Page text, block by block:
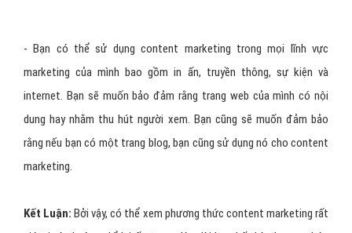
- Bạn có thể sử dụng content marketing trong mọi lĩnh vực
marketing của mình bao gồm in ấn, truyền thông, sự kiện và
internet. Bạn sẽ muốn bảo đảm rằng trang web của mình có nội
dung hay nhằm thu hút người xem. Bạn cũng sẽ muốn đảm bảo
rằng nếu bạn có một trang blog, bạn cũng sử dụng nó cho content
marketing.
Kết Luận: Bởi vậy, có thể xem phương thức content marketing rất